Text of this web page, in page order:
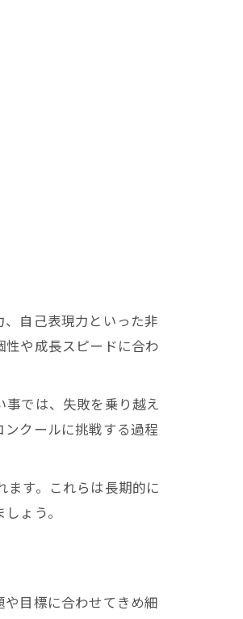
自己表現力といった非
や成長スピードに合わ
では、失敗を乗り越え
クールに挑戦する過程
す。これらは長期的に
ょう。
目標に合わせてきめ細